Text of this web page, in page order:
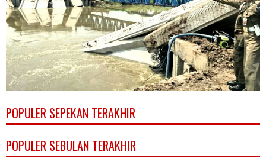
POPULER SEPEKAN TERAKHIR
POPULER SEBULAN TERAKHIR